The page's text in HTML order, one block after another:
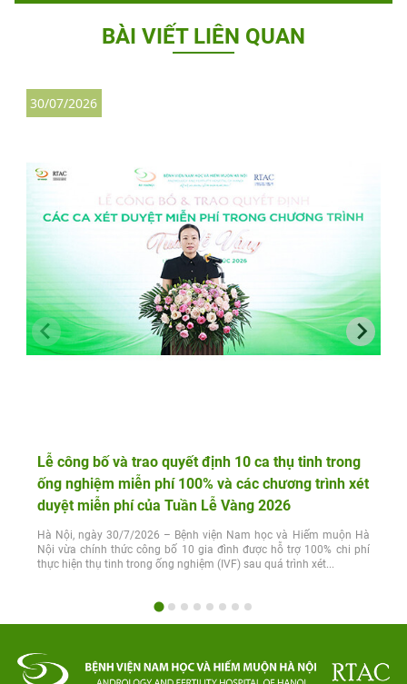
BÀI VIẾT LIÊN QUAN
Lễ công bố và trao quyết định 10 ca thụ tinh trong
ống nghiệm miễn phí 100% và các chương trình xét
duyệt miễn phí của Tuần Lễ Vàng 2026
Hà Nội, ngày 30/7/2026 – Bệnh viện Nam học và Hiếm muộn Hà
Nội vừa chính thức công bố 10 gia đình được hỗ trợ 100% chi phí
thực hiện thụ tinh trong ống nghiệm (IVF) sau quá trình xét...
30/07/2026